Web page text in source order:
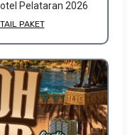
Pelataran 2026
PAKET